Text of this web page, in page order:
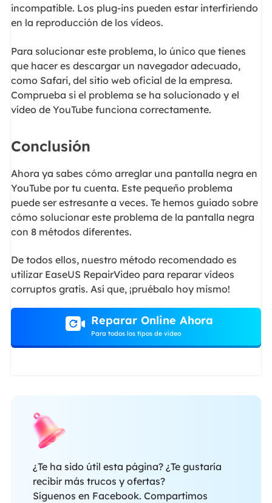
incompatible. Los plug-ins pueden estar interfiriendo
en la reproducción de los vídeos.
Para solucionar este problema, lo único que tienes
que hacer es descargar un navegador adecuado,
como Safari, del sitio web oficial de la empresa.
Comprueba si el problema se ha solucionado y el
vídeo de YouTube funciona correctamente.
Conclusión
Ahora ya sabes cómo arreglar una pantalla negra en
YouTube por tu cuenta. Este pequeño problema
puede ser estresante a veces. Te hemos guiado sobre
cómo solucionar este problema de la pantalla negra
con 8 métodos diferentes.
De todos ellos, nuestro método recomendado es
utilizar EaseUS RepairVideo para reparar vídeos
corruptos gratis. Así que, ¡pruébalo hoy mismo!
Reparar Online Ahora
Para todos los tipos de vídeo
¿Te ha sido útil esta página? ¿Te gustaría
recibir más trucos y ofertas?
Síguenos en Facebook. Compartimos